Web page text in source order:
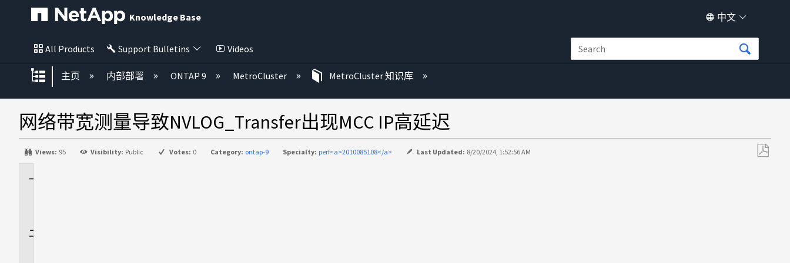
Knowledge Base 中文
All Products Support Bulletins Videos
扩展/隐缩全局层次
主页 内部部署 ONTAP 9 MetroCluster MetroCluster 知识库
网络带宽测量导致NVLOG_Transfer出现MCC IP高延迟
Views: 95 Visibility: Public Votes: 0 Category: ontap-9 Specialty: perf<a>2010085108</a> Last Updated: 8/20/2024, 1:52:56 AM